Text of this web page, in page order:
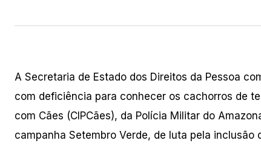
A Secretaria de Estado dos Direitos da Pessoa
com deficiência para conhecer os cachorros de
com Cães (CIPCães), da Polícia Militar do
campanha Setembro Verde, de luta pela inclusão